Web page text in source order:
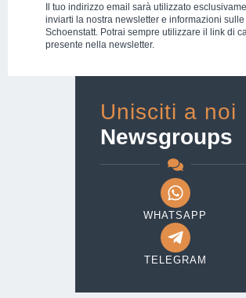
Il tuo indirizzo email sarà utilizzato
inviarti la nostra newsletter e informazioni sulle
Schoenstatt. Potrai sempre utilizzare il link di
presente nella newsletter.
Unisciti a noi
Newsgroups
WHATSAPP
TELEGRAM